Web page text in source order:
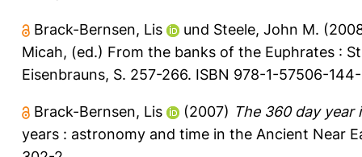
Brack-Bernsen, Lis und Steele, John M.
Micah, (ed.) From the banks of the Euphrates :
Eisenbrauns, S. 257-266. ISBN 978-1-57506-
Brack-Bernsen, Lis (2007) The 360 day year
years : astronomy and time in the Ancient Near